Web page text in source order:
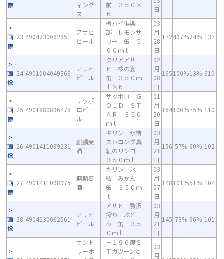
像
ィング
ス
前 ３５０×
６
日
画
像
23 4904230062851
アサヒ
ビール
樽ハイ倶楽
部 レモンサ
ワー 缶 ５
００ｍｌ
03
月
28
日
172407%24% 137
画
像
24 4901004049568
アサヒ
ビール
クリアアサ
ヒ 桜の宴
缶 ３５０ｍ
ｌ×６
02
月
08
日
165100%13% 610
画
像
25 4901880896478
サッポ
ロビー
ル
サッポロ Ｇ
ＯＬＤ ＳＴ
ＡＲ ３５０
ｍｌ
01
月
30
日
164100%75% 110
画
像
26 4901411099231
麒麟麦
酒
キリン 氷結
ストロング真
紅のリンゴ
３５０ｍｌ
03
月
21
日
156 57% 60% 102
画
像
27 4901411098975
麒麟麦
酒
キリン 氷
結 みかん
缶 ３５０ｍ
ｌ
03
月
07
日
148101%51% 104
画
像
28 4904230062561
アサヒ
ビール
アサヒ 贅沢
搾り ぶど
う 缶 ３５
０ｍｌ
03
月
21
日
145 73% 66% 101
サント
リーホ
－１９６度Ｓ
Ｔガツーンと
03
月